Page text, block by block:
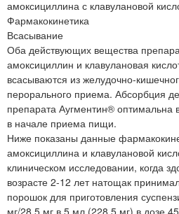
амоксициллина с клавулановой
Фармакокинетика
Всасывание
Оба действующих вещества
амоксициллин и клавулановая
всасываются из желудочно-
перорального приема. Абсорбция
препарата Аугментин® оптимальна
в начале приема пищи.
Ниже показаны данные
амоксициллина и клавулановой
клиническом исследовании, когда
возрасте 2-12 лет натощак
порошок для приготовления
мг/28,5 мг в 5 мл (228,5 мг) в дозе 45